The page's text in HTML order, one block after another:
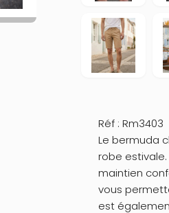
Réf : Rm3403
Le bermuda
robe
maintien
vous
est